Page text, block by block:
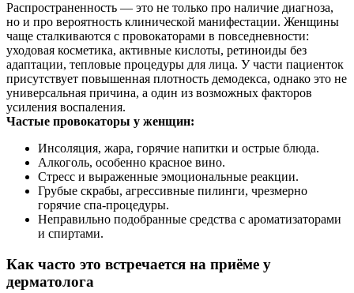
Распространенность — это не только про наличие диагноза,
но и про вероятность клинической манифестации. Женщины
чаще сталкиваются с провокаторами в повседневности:
уходовая косметика, активные кислоты, ретиноиды без
адаптации, тепловые процедуры для лица. У части пациенток
присутствует повышенная плотность демодекса, однако это не
универсальная причина, а один из возможных факторов
усиления воспаления.
Частые провокаторы у женщин:
Инсоляция, жара, горячие напитки и острые блюда.
Алкоголь, особенно красное вино.
Стресс и выраженные эмоциональные реакции.
Грубые скрабы, агрессивные пилинги, чрезмерно
горячие спа‑процедуры.
Неправильно подобранные средства с ароматизаторами
и спиртами.
Как часто это встречается на приёме у
дерматолога